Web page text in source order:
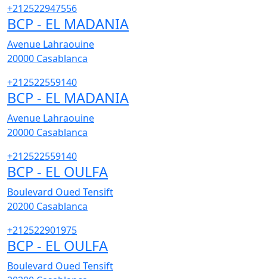
+212522947556
BCP - EL MADANIA
Avenue Lahraouine
20000 Casablanca
+212522559140
BCP - EL MADANIA
Avenue Lahraouine
20000 Casablanca
+212522559140
BCP - EL OULFA
Boulevard Oued Tensift
20200 Casablanca
+212522901975
BCP - EL OULFA
Boulevard Oued Tensift